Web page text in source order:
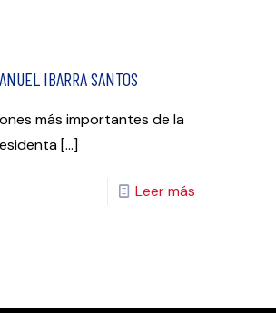
IBARRA SANTOS
más importantes de la
[…]
Leer más